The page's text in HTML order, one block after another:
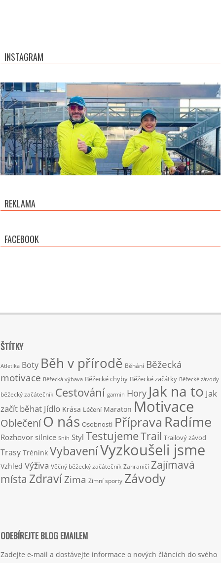
INSTAGRAM
REKLAMA
FACEBOOK
ŠTÍTKY
Atletika Boty Běh v přírodě Běhání Běžecká
motivace Běžecká výbava Běžecké chyby Běžecké začátky Běžecké závody
běžecký začátečník Cestování garmin Hory Jak na to Jak
začít běhat Jídlo Krása Léčení Maraton Motivace
OblečeníO nás Osobnosti Příprava Radíme
Rozhovor silnice Sníh Styl TestujemeTrail Trailový závod
Trasy Trénink VybaveníVyzkoušeli jsme
Vzhled Výživa Věčný běžecký začátečník Zahraničí Zajímavá
místa ZdravíZima Zimní sporty Závody
ODEBÍREJTE BLOG EMAILEM
Zadejte e-mail a dostávejte informace o nových článcích do svého